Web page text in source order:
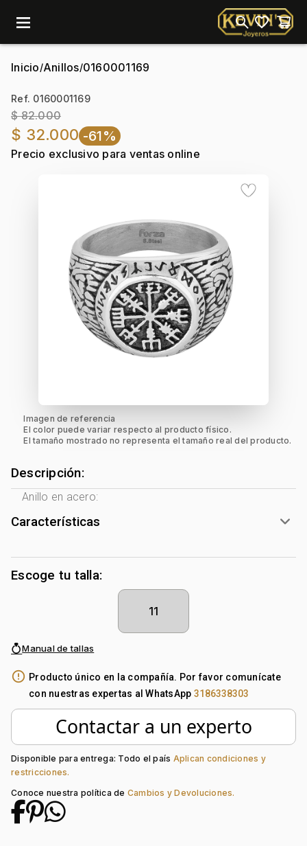
menu
Inicio/Anillos/0160001169
Ref. 0160001169
$ 82.000
$ 32.000 -61%
Precio exclusivo para ventas online
Imagen de referencia
El color puede variar respecto al producto físico.
El tamaño mostrado no representa el tamaño real del producto.
Descripción:
Anillo en acero:
Características
Género: Hombre
Tono Metal: Acero
Metal:
Escoge tu talla:
11
Manual de tallas
error_outline Producto único en la compañía. Por favor comunícate
con nuestras expertas al WhatsApp 3186338303
Contactar a un experto
Disponible para entrega: Todo el país Aplican condiciones y
restricciones.
Conoce nuestra política de Cambios y Devoluciones.